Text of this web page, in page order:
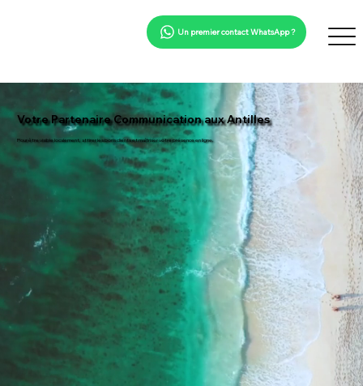
Un premier contact WhatsApp ?
Votre Partenaire Communication aux Antilles
Pour être visible localement, attirer les bons clients et maîtriser votre présence en ligne.